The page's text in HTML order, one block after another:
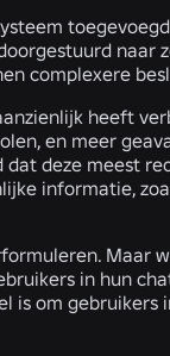
naar
complexere
heeft
en meer
deze meest
informatie,
Maar
in hun
is om